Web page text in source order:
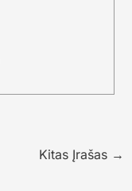
Kitas Įrašas →